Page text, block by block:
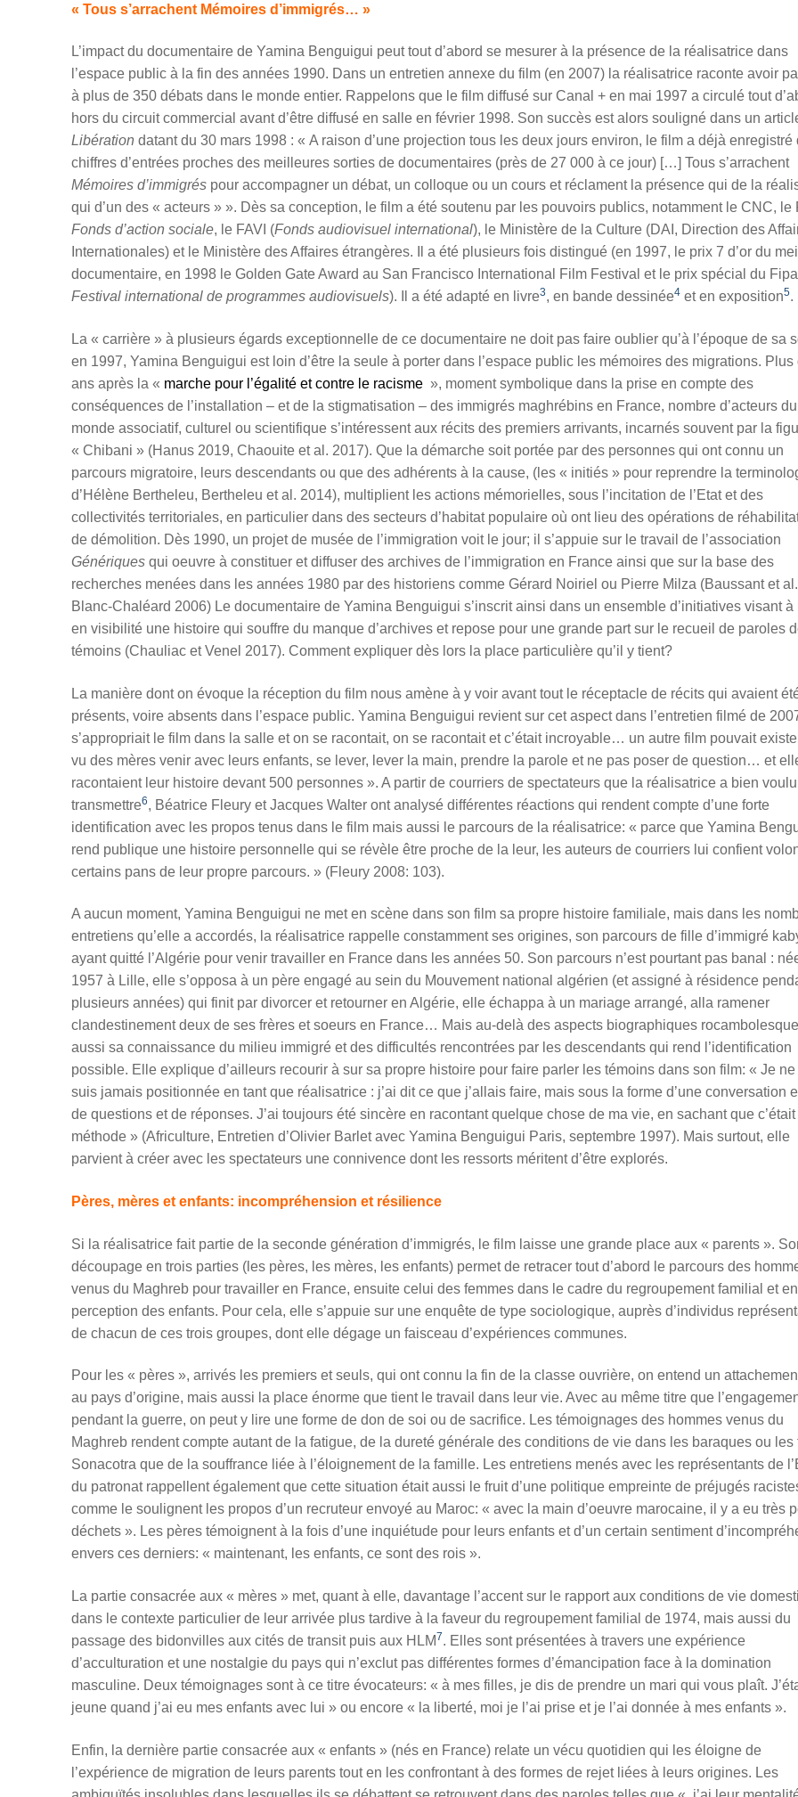
« Tous s’arrachent Mémoires d ’immigrés… »
L’impact du documentaire de Yamina Benguigui peut tout d’abord se mesurer à la présence de la réalisatrice dans
l’espace public à la fin des années 1990. Dans un entretien annexe du film (en 2007) la réalisatrice raconte avoir
à plus de 350 débats dans le monde entier. Rappelons que le film diffusé sur Canal + en mai 1997 a circulé tout
hors du circuit commercial avant d’être diffusé en salle en février 1998. Son succès est alors souligné dans un
Libération datant du 30 mars 1998 : « A raison d’une projection tous les deux jours environ, le film a déjà enregistré
chiffres d’entrées proches des meilleures sorties de documentaires (près de 27 000 à ce jour) […] Tous s’arrachent
Mémoires d’immigrés pour accompagner un débat, un colloque ou un cours et réclament la présence qui de la
qui d’un des « acteurs » ». Dès sa conception, le film a été soutenu par les pouvoirs publics, notamment le CNC, le
Fonds d’action sociale, le FAVI (Fonds audiovisuel international), le Ministère de la Culture (DAI , Direction des
Internationales) et le Ministère des Affaires étrangères.
Il a été plusieurs fois distingué (en 1997, le prix 7 d’or du
documentaire, en 1998 le Golden Gate Award au San Francisco International Film Festival et le prix spécial du
Festival international de programmes audiovisuels). Il a été adapté en livre3, en bande dessinée4 et en exposition5.
La « carrière » à plusieurs égards exceptionnelle de ce documentaire ne doit pas faire oublier qu’à l’époque de sa
en 1997, Yamina Benguigui est loin d’être la seule à porter dans l’espace public les mémoires des migrations. Plus
ans après la « marche pour l’égalité et contre le racisme », moment symbolique dans la prise en compte des
conséquences de l’installation – et de la stigmatisation – des immigrés maghrébins en France, nombre d’acteurs du
monde associatif, culturel ou scientifique s’intéressent aux récits des premiers arrivants, incarnés souvent par la
« Chibani » (Hanus 2019, Chaouite et al. 2017). Que la démarche soit portée par des personnes qui ont connu un
parcours migratoire, leurs descendants ou que des adhérents à la cause, (les « initiés » pour reprendre la
d’Hélène Bertheleu, Bertheleu et al. 2014), multiplient les actions mémorielles, sous l’incitation de l’Etat et des
collectivités territoriales, en particulier dans des secteurs d’habitat populaire où ont lieu des opérations de
de démolition. Dès 1990, un projet de musée de l ’immigration voit le jour; il s’appuie sur le travail de l’association
Génériques qui oeuvre à constituer et diffuser des archives de l’immigration en France ainsi que sur la base des
recherches menées dans les années 1980 par des historiens comme Gérard Noiriel ou Pierre Milza (Baussant et
Blanc-Chaléard 2006) Le documentaire de Yamina Benguigui s’inscrit ainsi dans un ensemble d’initiatives visant à
en visibilité une histoire qui souffre du manque d’archives et repose pour une grande part sur le recueil de paroles
témoins (Chauliac et Venel 2017). Comment expliquer dès lors la place particulière qu’il y tient?
La manière dont on évoque la réception du film nous amène à y voir avant tout le réceptacle de récits qui avaient
présents, voire absents dans l’espace public. Yamina Benguigui revient sur cet aspect dans l’entretien filmé de
s’appropriait le film dans la salle et on se racontait, on se racontait et c’était incroyable… un autre film pouvait
vu des mères venir avec leurs enfants, se lever, lever la main, prendre la parole et ne pas poser de question… et
racontaient leur histoire devant 500 personnes ». A partir de courriers de spectateurs que la réalisatrice a bien voulu
transmettre6, Béatrice Fleury et Jacques Walter ont analysé différentes réactions qui rendent compte d’une forte
identification avec les propos tenus dans le film mais aussi le parcours de la réalisatrice: « parce que Yamina
rend publique une histoire personnelle qui se révè le être proche de la leur, les auteurs de courriers lui confient
certains pans de leur propre parcours. » (Fleury 2008: 103).
A aucun moment, Yamina Benguigui ne met en scène dans son film sa propre histoire familiale, mais dans les
entretiens qu’elle a accordés, la réalisatrice rappelle constamment ses origines, son parcours de fille d’immigré
ayant quitté l’Algérie pour venir travailler en France dans les années 50. Son parcours n’est pourtant pas banal :
1957 à Lille, elle s’opposa à un père engagé au sein du Mouvement national algérien (et assigné à résidence
plusieurs années) qui finit par divorcer et retourner en Algérie, elle échappa à un mariage arrangé, alla ramener
clandestinement deux de ses frères et soeurs en France… Mais au-delà des aspects biographiques
aussi sa connaissance du milieu immigré et des difficultés rencontrées par les descendants qui rend l’identification
possible. Elle explique d’ailleurs recourir à sur sa propre histoire pour faire parler les témoins dans son film: « Je ne
suis jamais positionnée en tant que réalisatrice : j’ai dit ce que j’allais faire, mais sous la forme d’une conversation
de questions et de réponses. J’ai toujours été sincère en racontant quelque chose de ma vie, en sachant que c’était
méthode » (Africulture, Entretien d’Olivier Barlet avec Yamina Benguigui Paris, septembre 1997). Mais surtout, elle
parvient à créer avec les spectateurs une connivence dont les ressorts méritent d’être explorés.
Pères, mères et enfants: incompréhension et résilience
Si la réalisatrice fait partie de la seconde génération d’immigrés, le film laisse une grande place aux « parents ».
découpage en trois parties (les pères, les mères, les enfants) permet de retracer tout d’abord le parcours des
venus du Maghreb pour travailler en France, ensuite celui des femmes dans le cadre du regroupement familial et
perception des enfants. Pour cela, elle s’appuie sur une enquête de type sociologique, auprès d’individus
de chacun de ces trois groupes, dont elle dégage un faisceau d’expériences communes.
Pour les « pères », arrivés les premiers et seuls, qui ont connu la fin de la classe ouvrière, on entend un
au pays d’origine, mais aussi la place énorme que tient le travail dans leur vie. Avec au même titre que
pendant la guerre, on peut y lire une forme de don de soi ou de sacrifice. Les témoignages des hommes venus du
Maghreb rendent compte autant de la fatigue, de la dureté générale des conditions de vie dans les baraques ou les
Sonacotra que de la souffrance liée à l’éloignement de la famille. Les entretiens menés avec les représentants de
du patronat rappellent également que cette situation était aussi le fruit d’une politique empreinte de préjugés
comme le soulignent les propos d’un recruteur envoyé au Maroc: « avec la main d’oeuvre marocaine, il y a eu très
déchets ». Les pères témoignent à la fois d’une inquiétude pour leurs enfants et d’un certain sentiment
envers ces derniers: « maintenant, les enfants, ce sont des rois ».
La partie consacrée aux « mères » met, quant à elle, davantage l’accent sur le rapport aux conditions de vie
dans le contexte particulier de leur arrivée plus tardive à la faveur du regroupement familial de 1974, mais aussi du
passage des bidonvilles aux cités de transit puis aux HLM7. Elles sont présentées à travers une expérience
d’acculturation et une nostalgie du pays qui n’exclut pas différentes formes d’émancipation face à la domination
masculine. Deux témoignages sont à ce titre évocateurs: « à mes filles, je dis de prendre un mari qui vous plaît.
jeune quand j’ai eu mes enfants avec lui » ou encore « la liberté, moi je l’ai prise et je l’ai donnée à mes enfants ».
Enfin, la dernière partie consacrée aux « enfants » (nés en France) relate un vécu quotidien qui les éloigne de
l’expérience de migration de leurs parents tout en les confrontant à des formes de rejet liées à leurs origines. Les